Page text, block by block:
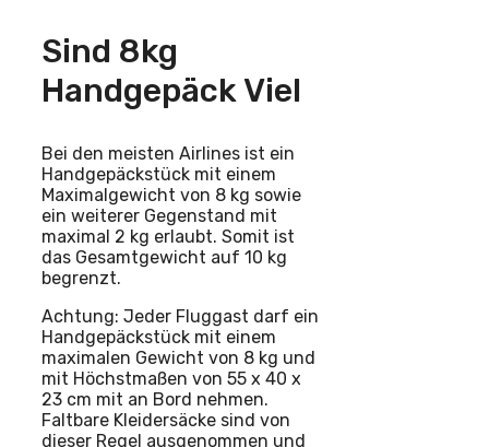
Sind 8kg
Handgepäck Viel
Bei den meisten Airlines ist ein
Handgepäckstück mit einem
Maximalgewicht von 8 kg sowie
ein weiterer Gegenstand mit
maximal 2 kg erlaubt. Somit ist
das Gesamtgewicht auf 10 kg
begrenzt.
Achtung: Jeder Fluggast darf ein
Handgepäckstück mit einem
maximalen Gewicht von 8 kg und
mit Höchstmaßen von 55 x 40 x
23 cm mit an Bord nehmen.
Faltbare Kleidersäcke sind von
dieser Regel ausgenommen und